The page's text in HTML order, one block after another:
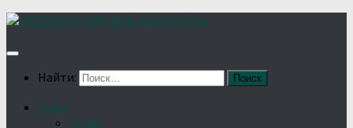
Найти:
О нас
Устав